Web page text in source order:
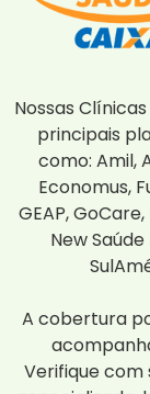
Nossas
principais
como: Amil,
Economus,
GEAP,
New
A cobertura
Verifique